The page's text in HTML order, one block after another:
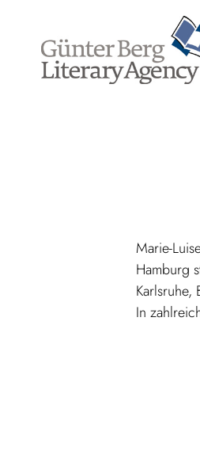
springen
Marie-
Hamburg
Karlsruhe,
In